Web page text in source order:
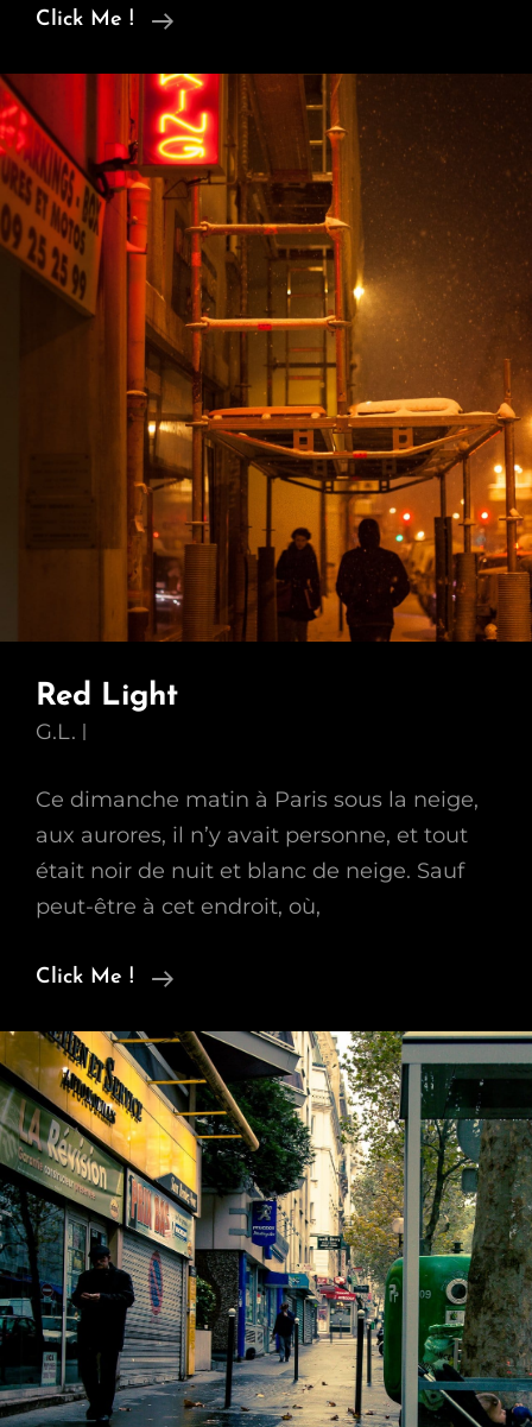
Click Me !
Black
And
White
Snow
In
Paris
Red Light
G.L.
Ce dimanche matin à Paris sous la neige,
aux aurores, il n’y avait personne, et tout
était noir de nuit et blanc de neige. Sauf
peut-être à cet endroit, où,
Click Me !
Red